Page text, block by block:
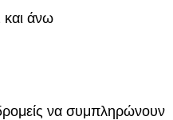
άνω
να συμπληρώνουν